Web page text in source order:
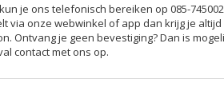
je ons telefonisch bereiken op 085-
via onze webwinkel of app dan krijg je
Ontvang je geen bevestiging? Dan is
contact met ons op.